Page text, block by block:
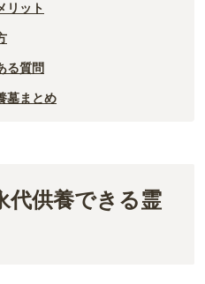
リット
る質問
墓まとめ
代供養できる霊